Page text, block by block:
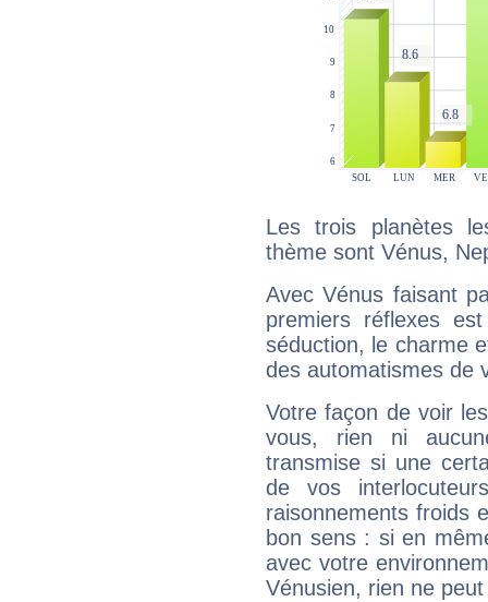
Les trois planètes
thème sont Vénus,
Avec Vénus faisant
premiers réflexes
séduction, le charme
des automatismes de
Votre façon de voir
vous, rien ni
transmise si une
de vos
raisonnements froids
bon sens : si en
avec votre
Vénusien, rien ne